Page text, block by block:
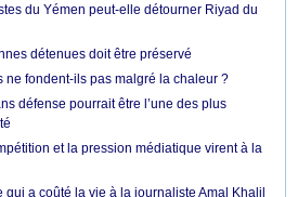
du Yémen peut-elle détourner Riyad du
détenues doit être préservé
ne fondent-ils pas malgré la chaleur ?
défense pourrait être l’une des plus
et la pression médiatique virent à la
qui a coûté la vie à la journaliste Amal Khalil